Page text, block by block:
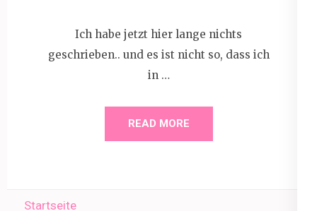
Ich habe jetzt hier lange nichts
geschrieben.. und es ist nicht so, dass ich
in …
READ MORE
Startseite